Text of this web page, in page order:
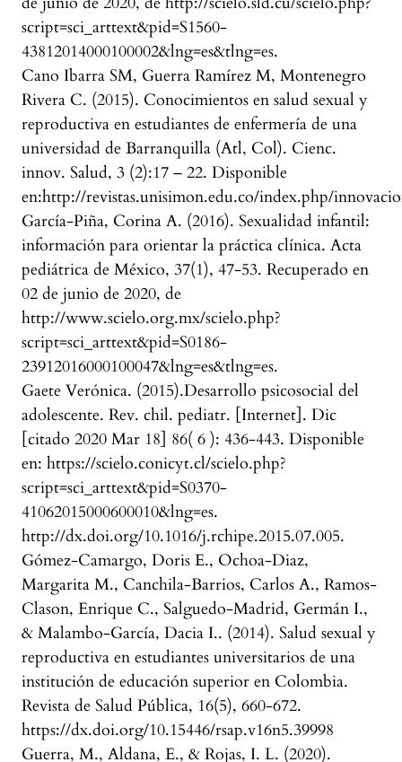
script=sci_arttext&pid=S1560-
43812014000100002&lng=es&tlng=es.
Cano Ibarra SM, Guerra Ramírez M, Montenegro
Rivera C. (2015). Conocimientos en salud sexual y
reproductiva en estudiantes de enfermería de una
universidad de Barranquilla (Atl, Col). Cienc.
innov. Salud, 3 (2):17 – 22. Disponible
en:http://revistas.unisimon.edu.co/index.php/
García-Piña, Corina A. (2016). Sexualidad infantil:
información para orientar la práctica clínica. Acta
pediátrica de México, 37(1), 47-53. Recuperado en
02 de junio de 2020, de
http://www.scielo.org.mx/scielo.php?
script=sci_arttext&pid=S0186-
23912016000100047&lng=es&tlng=es.
Gaete Verónica. (2015).Desarrollo psicosocial del
adolescente. Rev. chil. pediatr. [Internet]. Dic
[citado 2020 Mar 18] 86( 6 ): 436-443. Disponible
en: https://scielo.conicyt.cl/scielo.php?
script=sci_arttext&pid=S0370-
41062015000600010&lng=es.
http://dx.doi.org/10.1016/j.rchipe.2015.07.005.
Gómez-Camargo, Doris E., Ochoa-Diaz,
Margarita M., Canchila-Barrios, Carlos A., Ramos-
Clason, Enrique C., Salguedo-Madrid, Germán I.,
& Malambo-García, Dacia I.. (2014). Salud sexual y
reproductiva en estudiantes universitarios de una
institución de educación superior en Colombia.
Revista de Salud Pública, 16(5), 660-672.
https://dx.doi.org/10.15446/rsap.v16n5.39998
Guerra, M., Aldana, E., & Rojas, I. L. (2020).